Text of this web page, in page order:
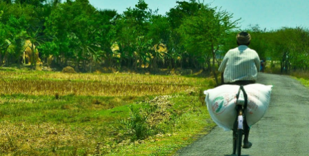
india-
environmental-
context.jpg